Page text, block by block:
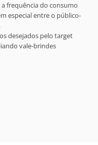
frequência do consumo
especial entre o público-
desejados pelo target
vale-brindes